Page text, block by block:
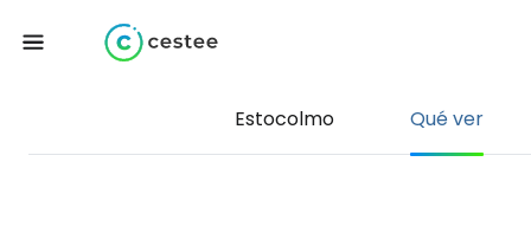
Estocolmo Qué ver